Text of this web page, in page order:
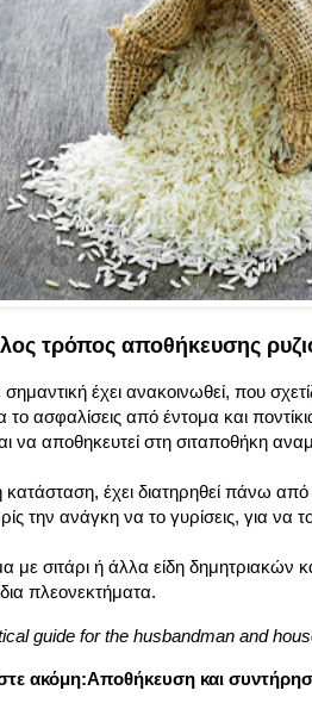
τρόπος αποθήκευσης
έχει ανακοινωθεί, που
το ασφαλίσεις από έντομα και
να αποθηκευτεί στη σιταποθήκη
έχει διατηρηθεί πάνω
την ανάγκη να το γυρίσεις, για να
με σιτάρι ή άλλα είδη
πλεονεκτήματα.
guide for the husbandman and
ακόμη:Αποθήκευση και